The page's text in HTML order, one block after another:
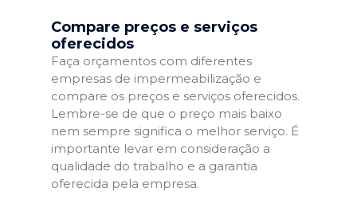
Compare preços e serviços
oferecidos
Faça orçamentos com diferentes
empresas de impermeabilização e
compare os preços e serviços oferecidos.
Lembre-se de que o preço mais baixo
nem sempre significa o melhor serviço. É
importante levar em consideração a
qualidade do trabalho e a garantia
oferecida pela empresa.